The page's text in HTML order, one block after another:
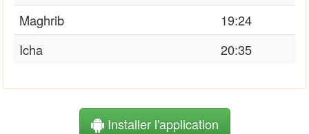
Maghrib
19:24
Icha
20:35
Installer l'application